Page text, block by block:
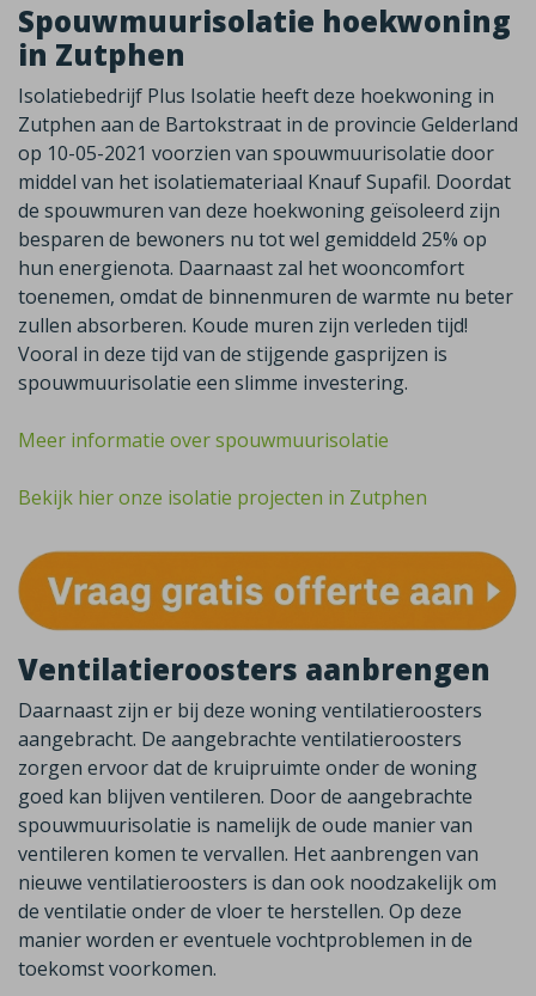
Spouwmuurisolatie hoekwoning
in Zutphen
Isolatiebedrijf Plus Isolatie heeft deze hoekwoning in
Zutphen aan de Bartokstraat in de provincie Gelderland
op 10-05-2021 voorzien van spouwmuurisolatie door
middel van het isolatiemateriaal Knauf Supafil. Doordat
de spouwmuren van deze hoekwoning geïsoleerd zijn
besparen de bewoners nu tot wel gemiddeld 25% op
hun energienota. Daarnaast zal het wooncomfort
toenemen, omdat de binnenmuren de warmte nu beter
zullen absorberen. Koude muren zijn verleden tijd!
Vooral in deze tijd van de stijgende gasprijzen is
spouwmuurisolatie een slimme investering.
Meer informatie over spouwmuurisolatie
Bekijk hier onze isolatie projecten in Zutphen
Ventilatieroosters aanbrengen
Daarnaast zijn er bij deze woning ventilatieroosters
aangebracht. De aangebrachte ventilatieroosters
zorgen ervoor dat de kruipruimte onder de woning
goed kan blijven ventileren. Door de aangebrachte
spouwmuurisolatie is namelijk de oude manier van
ventileren komen te vervallen. Het aanbrengen van
nieuwe ventilatieroosters is dan ook noodzakelijk om
de ventilatie onder de vloer te herstellen. Op deze
manier worden er eventuele vochtproblemen in de
toekomst voorkomen.